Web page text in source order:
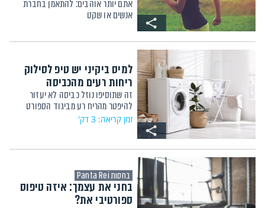
אתם יותר אוהבים: להתאמן בחברת
אנשים או שקט
למיס ביקיני יש טיפ לסילוק
ריחות רעים מהכביסה
זה שתוסיפו נוזל כביסה לא יעזור
להיפטר מהריח רע מביגוד הספורט
זמן קריאה: 3 דק'
בחסות Panta Rei
בחני את עצמך: איזה טיפוס
ספורטיבי את?